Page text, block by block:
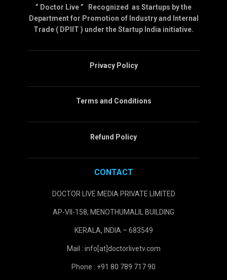
” Doctor Live ” Recognized as Startups by the
Department for Promotion of Industry and Internal
Trade ( DPIIT ) under the Startup India initiative.
Privacy Policy
Terms and Conditions
Refund Policy
CONTACT
DOCTOR LIVE MEDIA PRIVATE LIMITED
AP-VII-158, MENOTHUMALIL BUILDING
KERALA, INDIA – 683549
Mail : info[at]doctorlivetv.com
Phone : +91 80 789 717 90